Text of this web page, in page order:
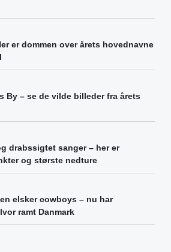
er dommen over årets hovednavne
By – se de vilde billeder fra årets
drabssigtet sanger – her er
og største nedture
elsker cowboys – nu har
ramt Danmark